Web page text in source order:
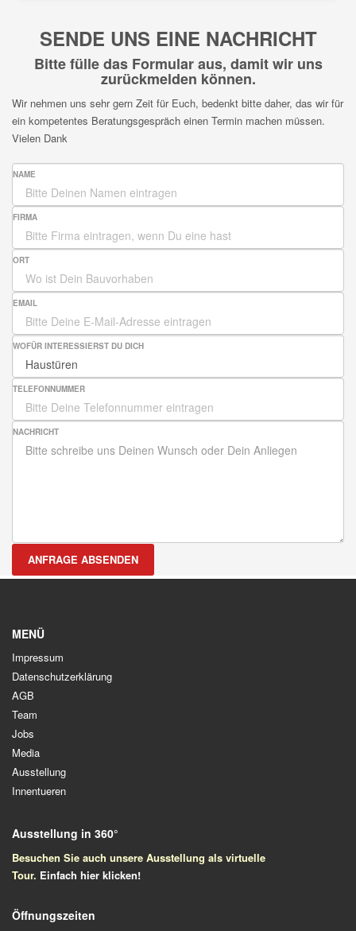
SENDE UNS EINE NACHRICHT
Bitte fülle das Formular aus, damit wir uns
zurückmelden können.
Wir nehmen uns sehr gern Zeit für Euch, bedenkt bitte daher, das wir für
ein kompetentes Beratungsgespräch einen Termin machen müssen.
Vielen Dank
NAME
FIRMA
ORT
EMAIL
WOFÜR INTERESSIERST DU DICH
TELEFONNUMMER
NACHRICHT
ANFRAGE ABSENDEN
MENÜ
Impressum
Datenschutzerklärung
AGB
Team
Jobs
Media
Ausstellung
Innentueren
Ausstellung in 360°
Besuchen Sie auch unsere Ausstellung als virtuelle
Tour. Einfach hier klicken!
Öffnungszeiten